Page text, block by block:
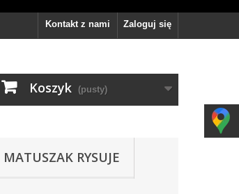
Zaloguj się
Kontakt z nami
Koszyk (pusty)
MATUSZAK RYSUJE